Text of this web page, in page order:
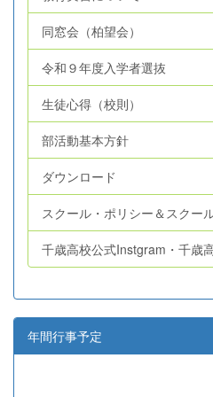
同窓会（柏望会）
令和９年度入学者選抜
生徒心得（校則）
部活動基本方針
ダウンロード
スクール・ポリシー＆スクー
千歳高校公式Instgram・千歳
年間行事予定